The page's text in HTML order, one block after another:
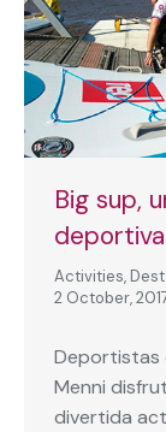
Big sup,
deportiva
Activities,
2 October,
Deportistas
Menni
divertida